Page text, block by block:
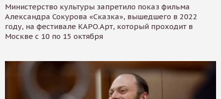
Министерство культуры запретило показ фильма
Александра Сокурова «Сказка», вышедшего в 2022
году, на фестивале КАРО.Арт, который проходит в
Москве с 10 по 15 октября